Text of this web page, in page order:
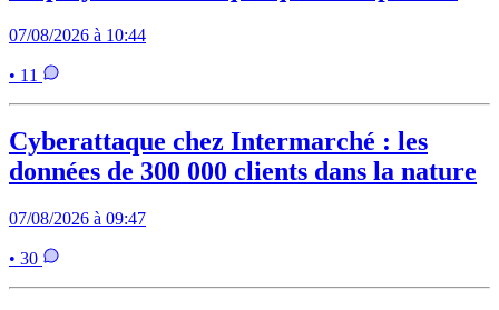
07/08/2026 à 10:44
• 11
Cyberattaque chez Intermarché : les
données de 300 000 clients dans la nature
07/08/2026 à 09:47
• 30